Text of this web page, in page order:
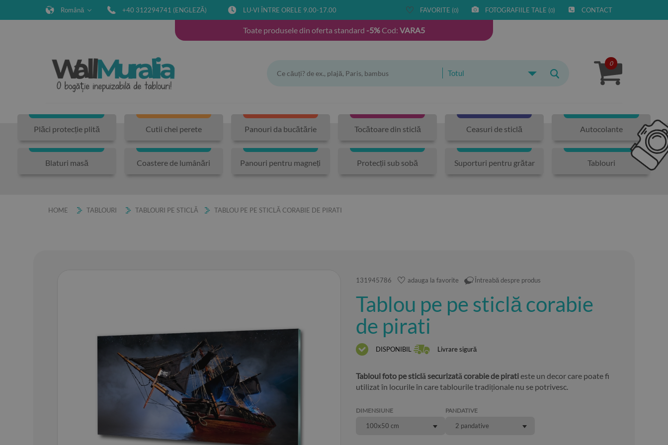
Română +40 312294741 (ENGLEZĂ) LU-VI ÎNTRE ORELE 9.00-17.00 FAVORITE (0) FOTOGRAFIILE TALE (0) CONTACT
Toate produsele din oferta standard -5%Cod: VARA5
Totul
0
Plăci protecție plită Cutii chei perete Panouri da bucătărie Tocătoare din sticlă Ceasuri de sticlă Autocolante
Blaturi masă Coastere de lumânări Panouri pentru magneți Protecții sub sobă Suporturi pentru grătar Tablouri
HOME TABLOURI TABLOURI PE STICLĂ TABLOU PE PE STICLĂ CORABIE DE PIRATI
131945786 adauga la favorite Întreabă despre produs
Tablou pe pe sticlă corabie
de pirati
DISPONIBIL Livrare sigură
Tabloul foto pe sticlă securizată corabie de piratieste un decor care poate fi
utilizat în locurile în care tablourile tradiționale nu se potrivesc.
DIMENSIUNE
100x50 cm
PANDATIVE
2 pandative